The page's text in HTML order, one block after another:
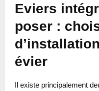
Eviers
poser :
évier
Il existe principalement